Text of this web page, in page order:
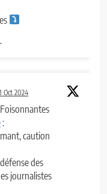
1 Oct 2024
:
caution
des
journalistes